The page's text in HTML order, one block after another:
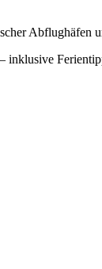
Abflughäfen
inklusive